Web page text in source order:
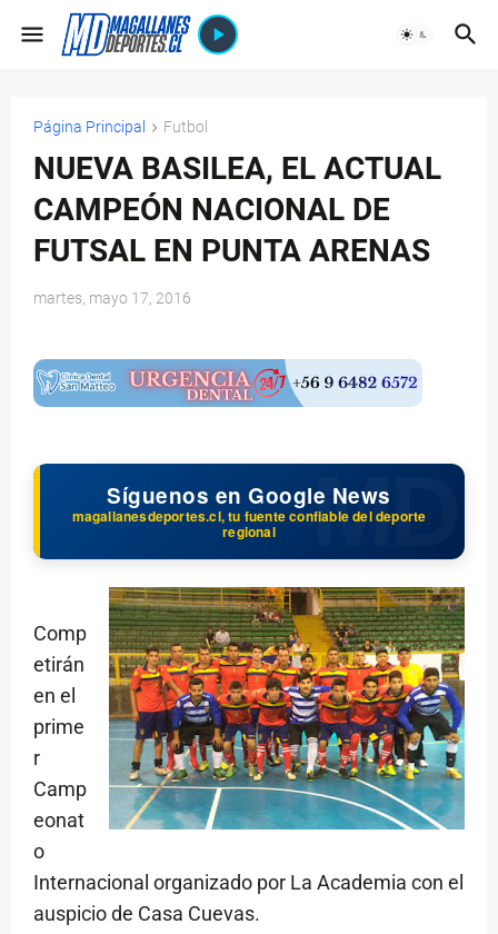
Página Principal Futbol
NUEVA BASILEA, EL ACTUAL
CAMPEÓN NACIONAL DE
FUTSAL EN PUNTA ARENAS
martes, mayo 17, 2016
Síguenos en Google News
magallanesdeportes.cl, tu fuente confiable del deporte
regional
Comp
etirán
en el
prime
r
Camp
eonat
o
Internacional organizado por La Academia con el
auspicio de Casa Cuevas.